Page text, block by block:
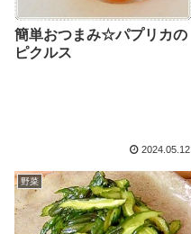
簡単おつまみ☆パプリカの
ピクルス
2024.05.12
野菜